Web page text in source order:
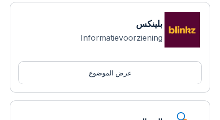
بلينكس
Informatievoorziening
عرض الموضوع